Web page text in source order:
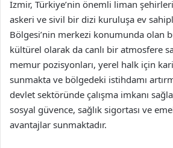
İzmir, Türkiye’nin önemli liman
askeri ve sivil bir dizi kuruluşa ev
Bölgesi’nin merkezi konumunda olan
kültürel olarak da canlı bir atmosfere
memur pozisyonları, yerel halk için
sunmakta ve bölgedeki istihdamı
devlet sektöründe çalışma imkanı
sosyal güvence, sağlık sigortası ve
avantajlar sunmaktadır.